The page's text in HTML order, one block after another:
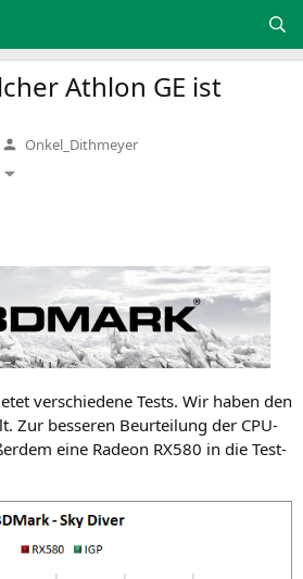
Athlon GE ist
Verfasst
von
Onkel_Dithmeyer
ver­schie­de­ne Tests. Wir haben den
Zur bes­se­ren Beur­tei­lung der CPU-
eine Rade­on RX580 in die Test­